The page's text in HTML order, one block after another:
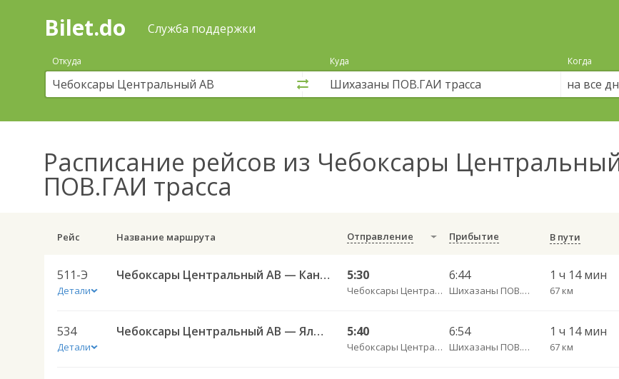
Поиск
покупка
билетов
автобус
онлайн
Bilet.do Служба поддержки
Откуда Куда Когда
на все
Расписание рейсов из Чебоксары
ПОВ.ГАИ трасса
Рейс Название маршрута Отправление Прибытие В пути
511-Э
Детали
Чебоксары Центральный АВ — Канаш АВ 511-ЭЭ 5:30
Чебоксары Центральный АВ
6:44
Шихазаны ПОВ.ГАИ трасса
1 ч 14 мин
67 км
534
Детали
Чебоксары Центральный АВ — Яльчики с. ДКП 534 5:40
Чебоксары Центральный АВ
6:54
Шихазаны ПОВ.ГАИ трасса
1 ч 14 мин
67 км